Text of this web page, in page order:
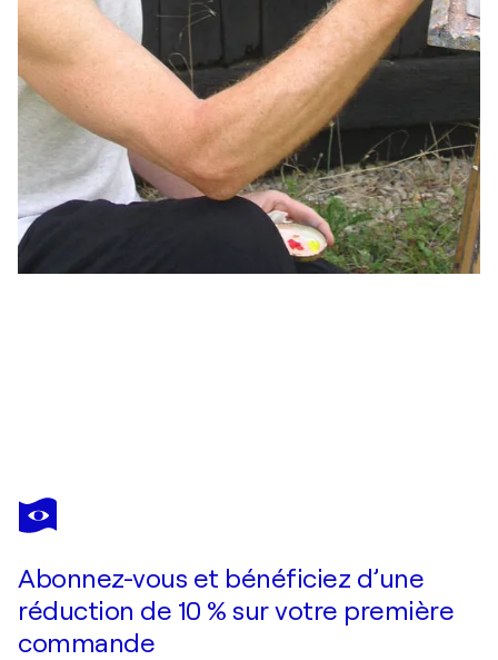
JEAN MIRRE
Grappes et fenêtre
Abonnez-vous et bénéficiez d’une
réduction de 10 % sur votre première
commande